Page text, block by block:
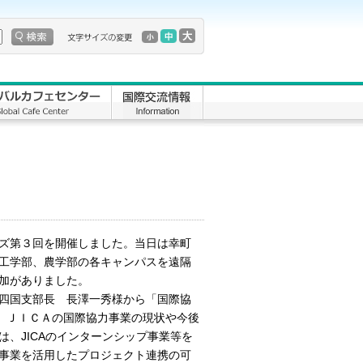
第３回を開催しました。当日は幸町
学部、農学部の各キャンパスを遠隔
がありました。
国支部長 長澤一秀様から「国際協
ＩＣＡの国際協力事業の現状や今後
、JICAのインターンシップ事業等を
業を活用したプロジェクト連携の可